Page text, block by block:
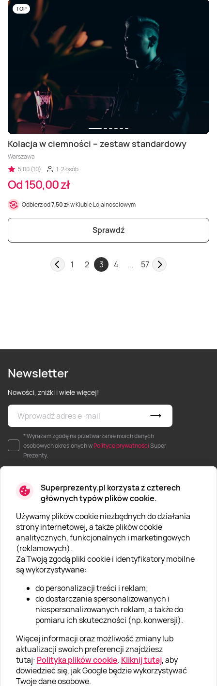
Superprezenty.pl korzysta z czterech
głównych typów plików cookie.
Używamy plików cookie niezbędnych do działania
strony internetowej, a także plików cookie
analitycznych, funkcjonalnych i marketingowych
(reklamowych).
Za Twoją zgodą pliki cookie i identyfikatory mobilne
są wykorzystywane:
do personalizacji treści i reklam;
do dostarczania spersonalizowanych i
niespersonalizowanych reklam, a także do
pomiaru ich skuteczności (np. konwersji).
Więcej informacji oraz możliwość zmiany lub
aktualizacji swoich preferencji znajdziesz
tutaj: Polityka plików cookie. Kliknij tutaj, aby
dowiedzieć się, jak Google będzie wykorzystywać
Twoje dane osobowe.
TOP
Kolacja w ciemności – zestaw standardowy
Warszawa
5,00 (10)
1-2 osób
Od 150,00 zł
Odbierz od7,50 złw Klubie Lojalnościowym
Sprawdź
1 2 3 4 ... 57
Newsletter
Nowości, zniżki i wiele więcej!
* Wyrażam zgodę na przetwarzanie moich danych
osobowych określonych wPolityce prywatnościSuper
Prezenty.
O SUPERPREZENTY
O nas
Aktualności
Kariera w Super Prezentach
Klub Lojalnościowy
Dodaj recenzję
Informacje